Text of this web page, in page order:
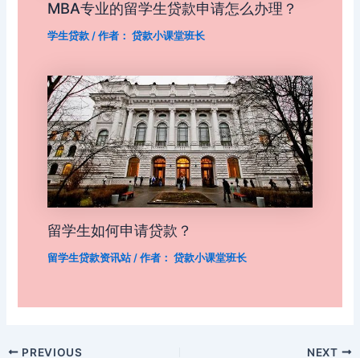
MBA专业的留学生贷款申请怎么办理？
学生贷款/ 作者： 贷款小课堂班长
留学生如何申请贷款？
留学生贷款资讯站/ 作者： 贷款小课堂班长
PostPREVIOUS NEXT